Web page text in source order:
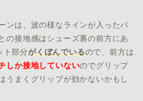
ンは、波の様なラインが入ったパ
の接地感はシューズ裏の前方にあ
ト部分がくぼんでいるので、前方は
しか接地していないのでグリップ
うまくグリップが効かないかもし